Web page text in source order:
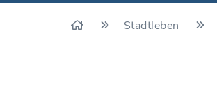
Stadtleben